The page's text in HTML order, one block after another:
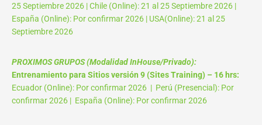
25 Septiembre 2026 | Chile (Online): 21 al 25 Septiembre 2026 |
España (Online): Por confirmar 2026 | USA(Online): 21 al 25
Septiembre 2026
PROXIMOS GRUPOS (Modalidad InHouse/Privado):
Entrenamiento para Sitios versión 9 (Sites Training) – 16 hrs:
Ecuador (Online): Por confirmar 2026 | Perú (Presencial): Por
confirmar 2026 | España (Online): Por confirmar 2026